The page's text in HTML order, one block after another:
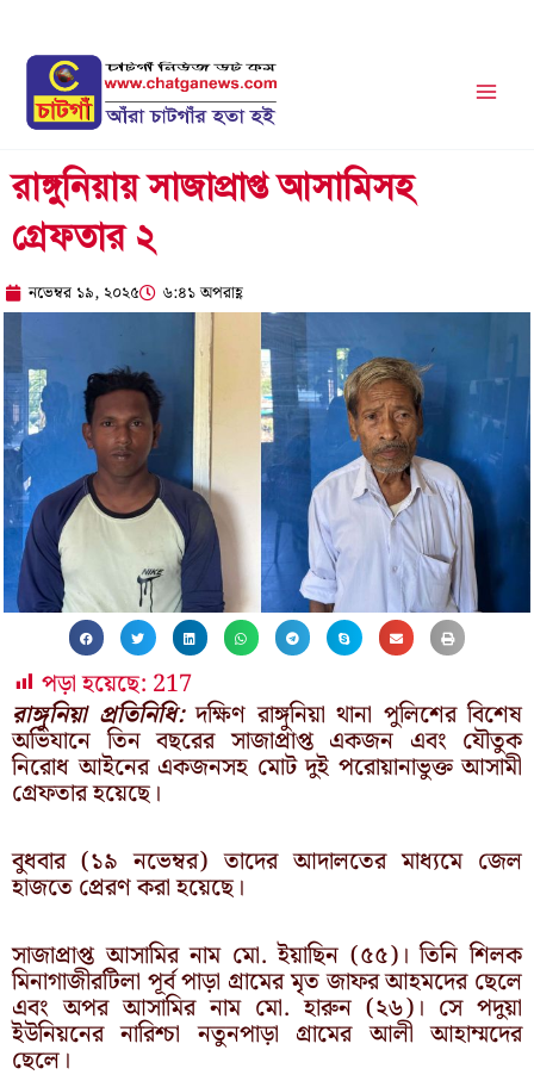
content
রাঙ্গুনিয়ায় সাজাপ্রাপ্ত আসামিসহ
গ্রেফতার ২
নভেম্বর ১৯, ২০২৫ ৬:৪১ অপরাহ্ণ
পড়া হয়েছে: 217
রাঙ্গুনিয়া প্রতিনিধি:দক্ষিণ রাঙ্গুনিয়া থানা পুলিশের বিশেষ
অভিযানে তিন বছরের সাজাপ্রাপ্ত একজন এবং যৌতুক
নিরোধ আইনের একজনসহ মোট দুই পরোয়ানাভুক্ত আসামী
গ্রেফতার হয়েছে।
বুধবার (১৯ নভেম্বর) তাদের আদালতের মাধ্যমে জেল
হাজতে প্রেরণ করা হয়েছে।
সাজাপ্রাপ্ত আসামির নাম মো. ইয়াছিন (৫৫)। তিনি শিলক
মিনাগাজীরটিলা পূর্ব পাড়া গ্রামের মৃত জাফর আহমদের ছেলে
এবং অপর আসামির নাম মো. হারুন (২৬)। সে পদুয়া
ইউনিয়নের নারিশ্চা নতুনপাড়া গ্রামের আলী আহাম্মদের
ছেলে।